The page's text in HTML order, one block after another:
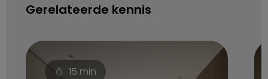
Gerelateerde kennis
15 min